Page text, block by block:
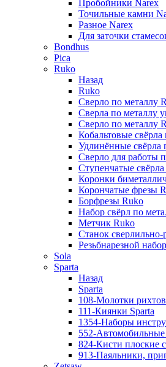
Пробойники Narex
Точильные камни
Разное Narex
Для заточки
Bondhus
Pica
Ruko
Назад
Ruko
Сверло по металлу
Сверла по металлу
Сверло по металлу
Кобальтовые
Удлинённые свёрла
Сверло для работы
Ступенчатые
Коронки
Корончатые фрезы
Борфрезы Ruko
Набор свёрл по
Метчик Ruko
Станок сверлильно-
Резьбнарезной набор
Sola
Sparta
Назад
Sparta
108-Молотки
111-Киянки Sparta
1354-Наборы
552-Автомобильные
824-Кисти плоские
913-Паяльники,